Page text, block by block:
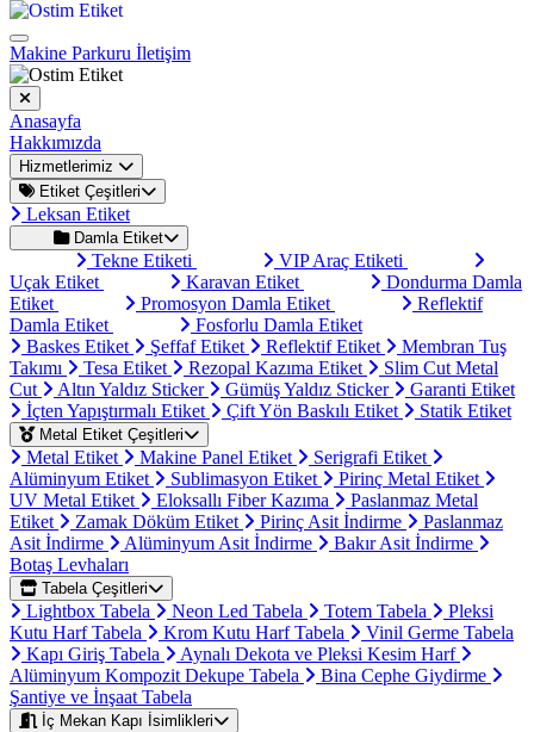
Makine Parkuru İletişim
Anasayfa
Hakkımızda
Hizmetlerimiz
Etiket Çeşitleri
Leksan Etiket
Damla Etiket
Tekne Etiketi
VIP Araç Etiketi
Uçak Etiket
Karavan Etiket
Dondurma Damla
Etiket
Promosyon Damla Etiket
Reflektif
Damla Etiket
Fosforlu Damla Etiket
Baskes Etiket
Şeffaf Etiket Reflektif Etiket
Membran Tuş
Takımı
Tesa Etiket Rezopal Kazıma Etiket
Slim Cut Metal
Cut
Altın Yaldız Sticker Gümüş Yaldız Sticker
Garanti Etiket
İçten Yapıştırmalı Etiket
Çift Yön Baskılı Etiket Statik Etiket
Metal Etiket Çeşitleri
Metal Etiket Makine Panel Etiket
Serigrafi Etiket
Alüminyum Etiket
Sublimasyon Etiket
Pirinç Metal Etiket
UV Metal Etiket
Eloksallı Fiber Kazıma
Paslanmaz Metal
Etiket
Zamak Döküm Etiket Pirinç Asit İndirme
Paslanmaz
Asit İndirme
Alüminyum Asit İndirme
Bakır Asit İndirme
Botaş Levhaları
Tabela Çeşitleri
Lightbox Tabela Neon Led Tabela Totem Tabela
Pleksi
Kutu Harf Tabela
Krom Kutu Harf Tabela
Vinil Germe Tabela
Kapı Giriş Tabela
Aynalı Dekota ve Pleksi Kesim Harf
Alüminyum Kompozit Dekupe Tabela
Bina Cephe Giydirme
Şantiye ve İnşaat Tabela
İç Mekan Kapı İsimlikleri